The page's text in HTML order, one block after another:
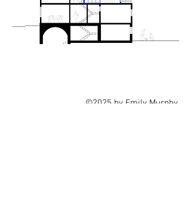
©2025 by Emily Murphy.